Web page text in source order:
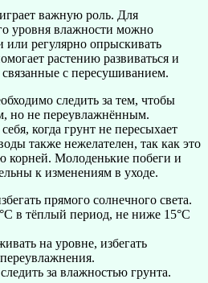
важную роль. Для
уровня влажности можно
или регулярно опрыскивать
растению развиваться и
с пересушиванием.
следить за тем, чтобы
но не переувлажнённым.
когда грунт не пересыхает
также нежелателен, так как это
корней. Молоденькие побеги и
к изменениям в уходе.
прямого солнечного света.
в тёплый период, не ниже 15°C
на уровне, избегать
за влажностью грунта.